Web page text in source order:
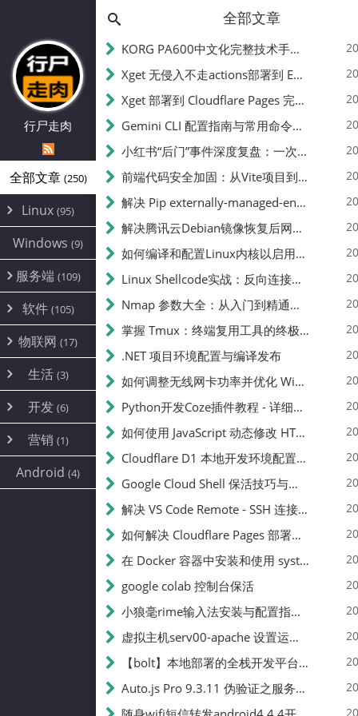
行尸走肉
全部文章 (250)
Linux (95)
Alpine
CentOS(17)
Debian(24)
ProxmoxVE
Ubuntu(7)
Windows (9)
服务端 (109)
环境配置
DD重装(3)
加速优化(34)
面板(12)
容器
游戏 (7)
饥荒(7)
云服务商(4)
WEB源码(6)
建站(5)
软件 (105)
安全(12)
办公(4)
图片 (2)
文件
系统 (35)
AI(10)
物联网 (17)
路由器
随身wifi(1)
mobile(14)
刷机
magisk
生活 (3)
线报
sim卡(1)
开发 (6)
编译
JavaScript(2)
python(2)
营销 (1)
公关(1)
SEO(1)
Android (4)
全部文章
KORG PA600中文化完整技术手册 - 从逆向到实现的全流程指南
Xget 无侵入不走actions部署到 EdgeOne Pages 指南
Xget 部署到 Cloudflare Pages 完整指南 - 无需修改源码的构建配置
Gemini CLI 配置指南与常用命令中文翻译 | API Key、MCP、代理设置
小红书“后门”事件深度复盘：一次沉默危机下的品牌、技术与流程三重考验
前端代码安全加固：从Vite项目到纯静态页面的深度混淆技术备忘
解决 Pip externally-managed-environment 错误：临时与永久绕过方案
解决腾讯云Debian镜像恢复后网络不通问题
如何编译和配置Linux内核以启用BBR2 | 内核编译教程
Linux Shellcode实战：反向连接、持久化、免杀技术详解（MSF,Cobalt Strike）- 从原理到C加载器实现
Nmap 参数大全：从入门到精通，掌握网络扫描的核心技巧
掌握 Tmux：终端复用工具的终极指南
.NET 项目环境配置与编译发布
如何调整无线网卡功率并优化 Wifite 的功率设置
Python开发Coze插件教程 - 详细步骤与注意事项
如何使用 JavaScript 动态修改 HTML 中的权限文本 | 前端开发教程
Cloudflare D1 本地开发环境配置指南 | CF Pages Local Development Guide
Google Cloud Shell 保活技巧与配额时间查看方法
解决 VS Code Remote - SSH 连接失败问题：从权限问题到成功启动
如何解决 Cloudflare Pages 部署中的 API Token 权限问题
在 Docker 容器中安装和使用 systemctl 的完整指南
google colab 控制台保活
小狼毫rime输入法安装与配置指南：从基础到高级自定义
虚拟主机serv00-apache 设置运行目录
【bolt】本地部署的全栈开发平台，支持本地及众多API，本地一键生成应用，部署教程
Auto.js Pro 9.3.11 伪验证之服务器接口 Nginx 版
📝
250
篇文章
✍️
231k
总字数
👥